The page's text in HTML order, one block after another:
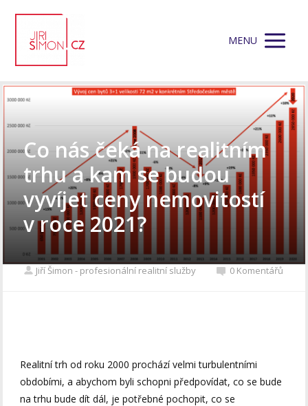
MENU
Co nás čeká na realitním
trhu a kam se budou
vyvíjet ceny nemovitostí
v roce 2021?
Jiří Šimon - profesionální realitní služby 0 Komentářů
Realitní trh od roku 2000 prochází velmi turbulentními
obdobími, a abychom byli schopni předpovídat, co se bude
na trhu bude dít dál, je potřebné pochopit, co se